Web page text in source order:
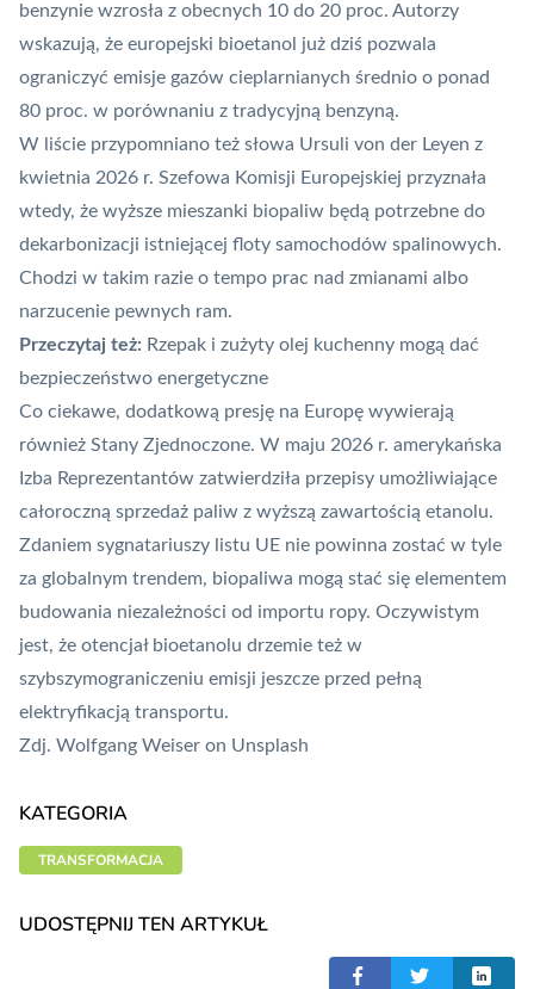
benzynie wzrosła z obecnych 10 do 20 proc. Autorzy
wskazują, że europejski bioetanol już dziś pozwala
ograniczyć emisje gazów cieplarnianych średnio o ponad
80 proc. w porównaniu z tradycyjną benzyną.
W liście przypomniano też słowa Ursuli von der Leyen z
kwietnia 2026 r. Szefowa Komisji Europejskiej przyznała
wtedy, że wyższe mieszanki biopaliw będą potrzebne do
dekarbonizacji istniejącej floty samochodów spalinowych.
Chodzi w takim razie o tempo prac nad zmianami albo
narzucenie pewnych ram.
Przeczytaj też: Rzepak i zużyty olej kuchenny mogą dać
bezpieczeństwo energetyczne
Co ciekawe, dodatkową presję na Europę wywierają
również Stany Zjednoczone. W maju 2026 r. amerykańska
Izba Reprezentantów zatwierdziła przepisy umożliwiające
całoroczną sprzedaż paliw z wyższą zawartością etanolu.
Zdaniem sygnatariuszy listu UE nie powinna zostać w tyle
za globalnym trendem, biopaliwa mogą stać się elementem
budowania niezależności od importu ropy. Oczywistym
jest, że otencjał bioetanolu drzemie też w
szybszymograniczeniu emisji jeszcze przed pełną
elektryfikacją transportu.
Zdj. Wolfgang Weiser on Unsplash
KATEGORIA
TRANSFORMACJA
UDOSTĘPNIJ TEN ARTYKUŁ